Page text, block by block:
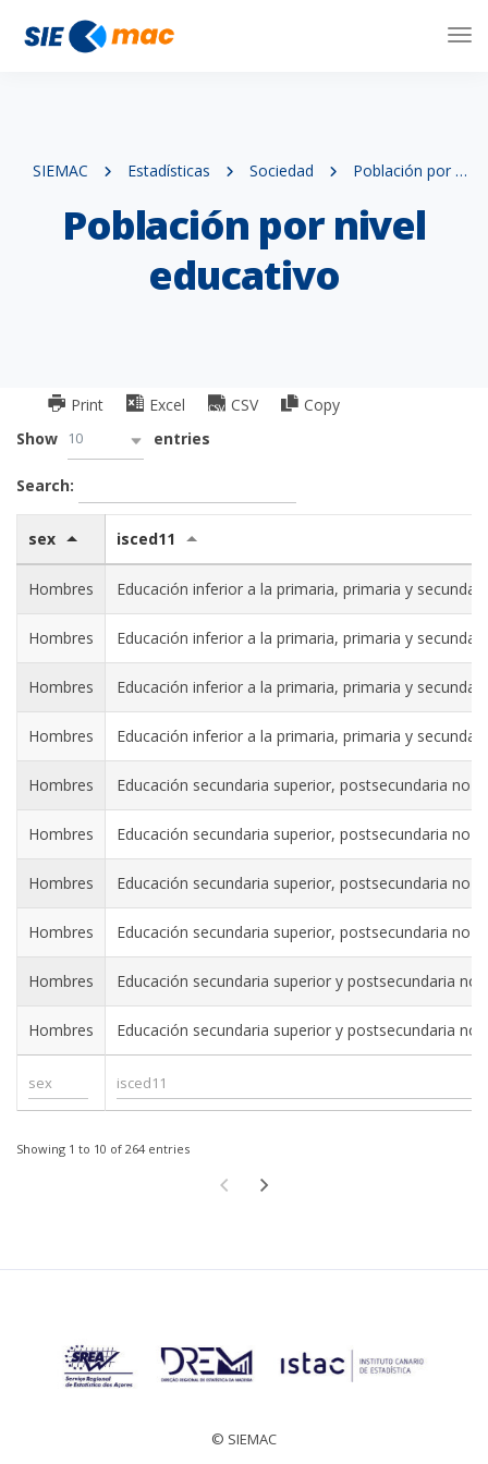
SIEMAC Estadísticas Sociedad Población por nivel educativo
Población por nivel
educativo
Print Excel CSV
Copy
Show
10 entries
Search:
sex isced11
Hombres Educación inferior a la primaria, primaria y
Hombres Educación inferior a la primaria, primaria y
Hombres Educación inferior a la primaria, primaria y
Hombres Educación inferior a la primaria, primaria y
Hombres Educación secundaria superior, postsecundaria no
Hombres Educación secundaria superior, postsecundaria no
Hombres Educación secundaria superior, postsecundaria no
Hombres Educación secundaria superior, postsecundaria no
Hombres Educación secundaria superior y postsecundaria no
Hombres Educación secundaria superior y postsecundaria no
Showing 1 to 10 of 264 entries
© SIEMAC